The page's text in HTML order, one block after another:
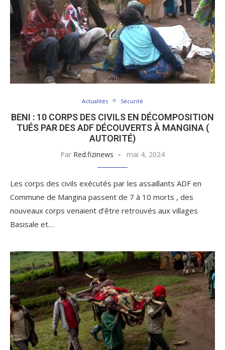
Actualités Sécurité
BENI : 10 CORPS DES CIVILS EN DÉCOMPOSITION
TUÉS PAR DES ADF DÉCOUVERTS À MANGINA (
AUTORITÉ)
Par Red.fizinews mai 4, 2024
Les corps des civils exécutés par les assaillants ADF en
Commune de Mangina passent de 7 à 10 morts , des
nouveaux corps venaient d’être retrouvés aux villages
Basisale et…